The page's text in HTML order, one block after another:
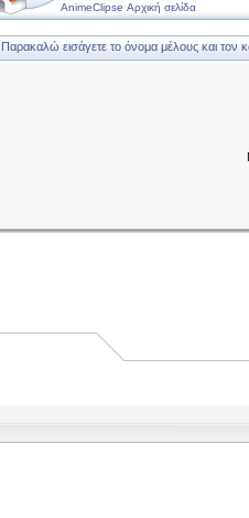
AnimeClipse Αρχική σελίδα
Παρακαλώ εισάγετε το όνομα μέλους και τον